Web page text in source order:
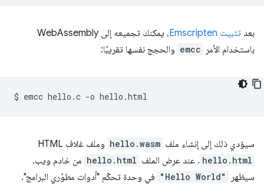
بعد تثبيت Emscripten
، يمكنك تجميعه إلى WebAssembly
باستخدام الأمر
emcc والحجج نفسها تقريبًا:
$ emcc hello.c -o
سيؤدي ذلك إلى إنشاء ملف hello.wasm وملف غلاف HTML
hello.html . عند عرض الملف hello.html من خادم ويب،
سيظهر
"Hello World" في وحدة تحكّم "أدوات مطوّري البرامج".